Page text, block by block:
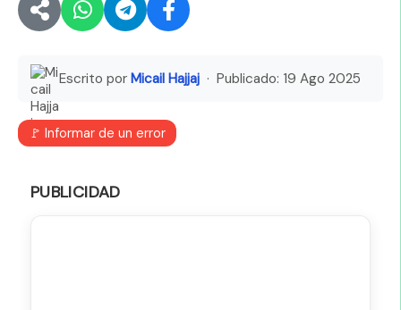
Escrito por Micail Hajjaj · Publicado: 19 Ago 2025
🚩 Informar de un error
PUBLICIDAD